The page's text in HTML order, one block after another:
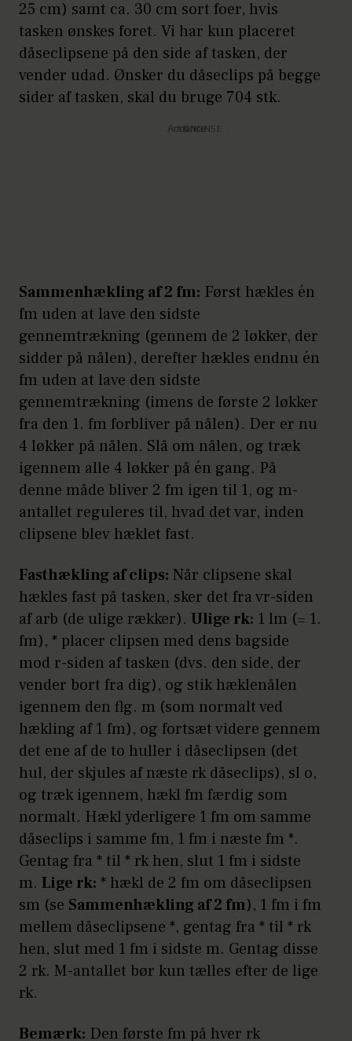
25 cm) samt ca. 30 cm sort foer, hvis
tasken ønskes foret. Vi har kun placeret
dåseclipsene på den side af tasken, der
vender udad. Ønsker du dåseclips på begge
sider af tasken, skal du bruge 704 stk.
Annonce
Sammenhækling af 2 fm: Først hækles én
fm uden at lave den sidste
gennemtrækning (gennem de 2 løkker, der
sidder på nålen), derefter hækles endnu én
fm uden at lave den sidste
gennemtrækning (imens de første 2 løkker
fra den 1. fm forbliver på nålen). Der er nu
4 løkker på nålen. Slå om nålen, og træk
igennem alle 4 løkker på én gang. På
denne måde bliver 2 fm igen til 1, og m-
antallet reguleres til, hvad det var, inden
clipsene blev hæklet fast.
Fasthækling af clips: Når clipsene skal
hækles fast på tasken, sker det fra vr-siden
af arb (de ulige rækker). Ulige rk: 1 lm (= 1.
fm), * placer clipsen med dens bagside
mod r-siden af tasken (dvs. den side, der
vender bort fra dig), og stik hæklenålen
igennem den flg. m (som normalt ved
hækling af 1 fm), og fortsæt videre gennem
det ene af de to huller i dåseclipsen (det
hul, der skjules af næste rk dåseclips), sl o,
og træk igennem, hækl fm færdig som
normalt. Hækl yderligere 1 fm om samme
dåseclips i samme fm, 1 fm i næste fm *.
Gentag fra * til * rk hen, slut 1 fm i sidste
m. Lige rk: * hækl de 2 fm om dåseclipsen
sm (se Sammenhækling af 2 fm), 1 fm i fm
mellem dåseclipsene *, gentag fra * til * rk
hen, slut med 1 fm i sidste m. Gentag disse
2 rk. M-antallet bør kun tælles efter de lige
rk.
Bemærk: Den første fm på hver rk